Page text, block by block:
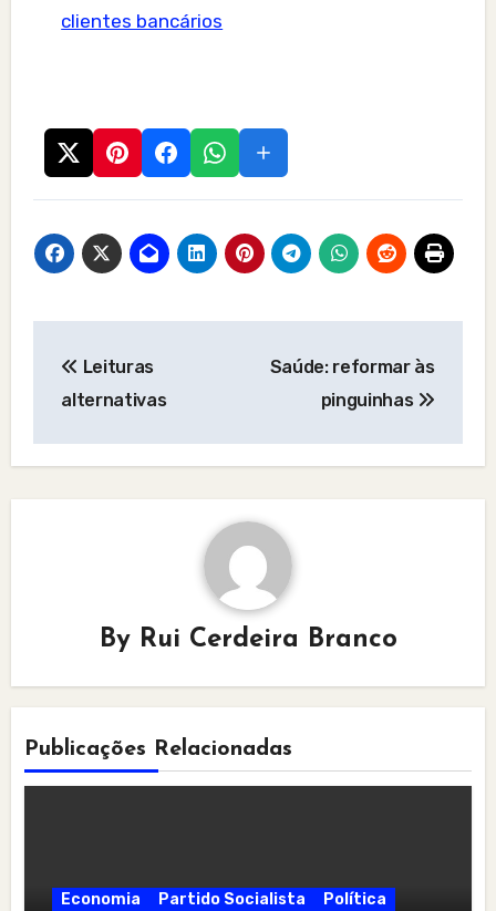
clientes bancários
navigation
Leituras
alternativas
Saúde: reformar às
pinguinhas
By Rui Cerdeira Branco
Publicações Relacionadas
Economia Partido Socialista Política